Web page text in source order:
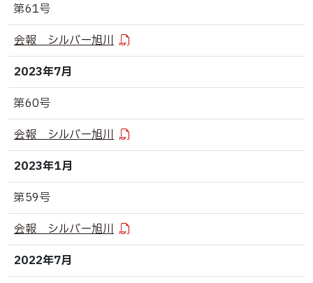
第61号
会報 シルバー旭川
2023年7月
第60号
会報 シルバー旭川
2023年1月
第59号
会報 シルバー旭川
2022年7月